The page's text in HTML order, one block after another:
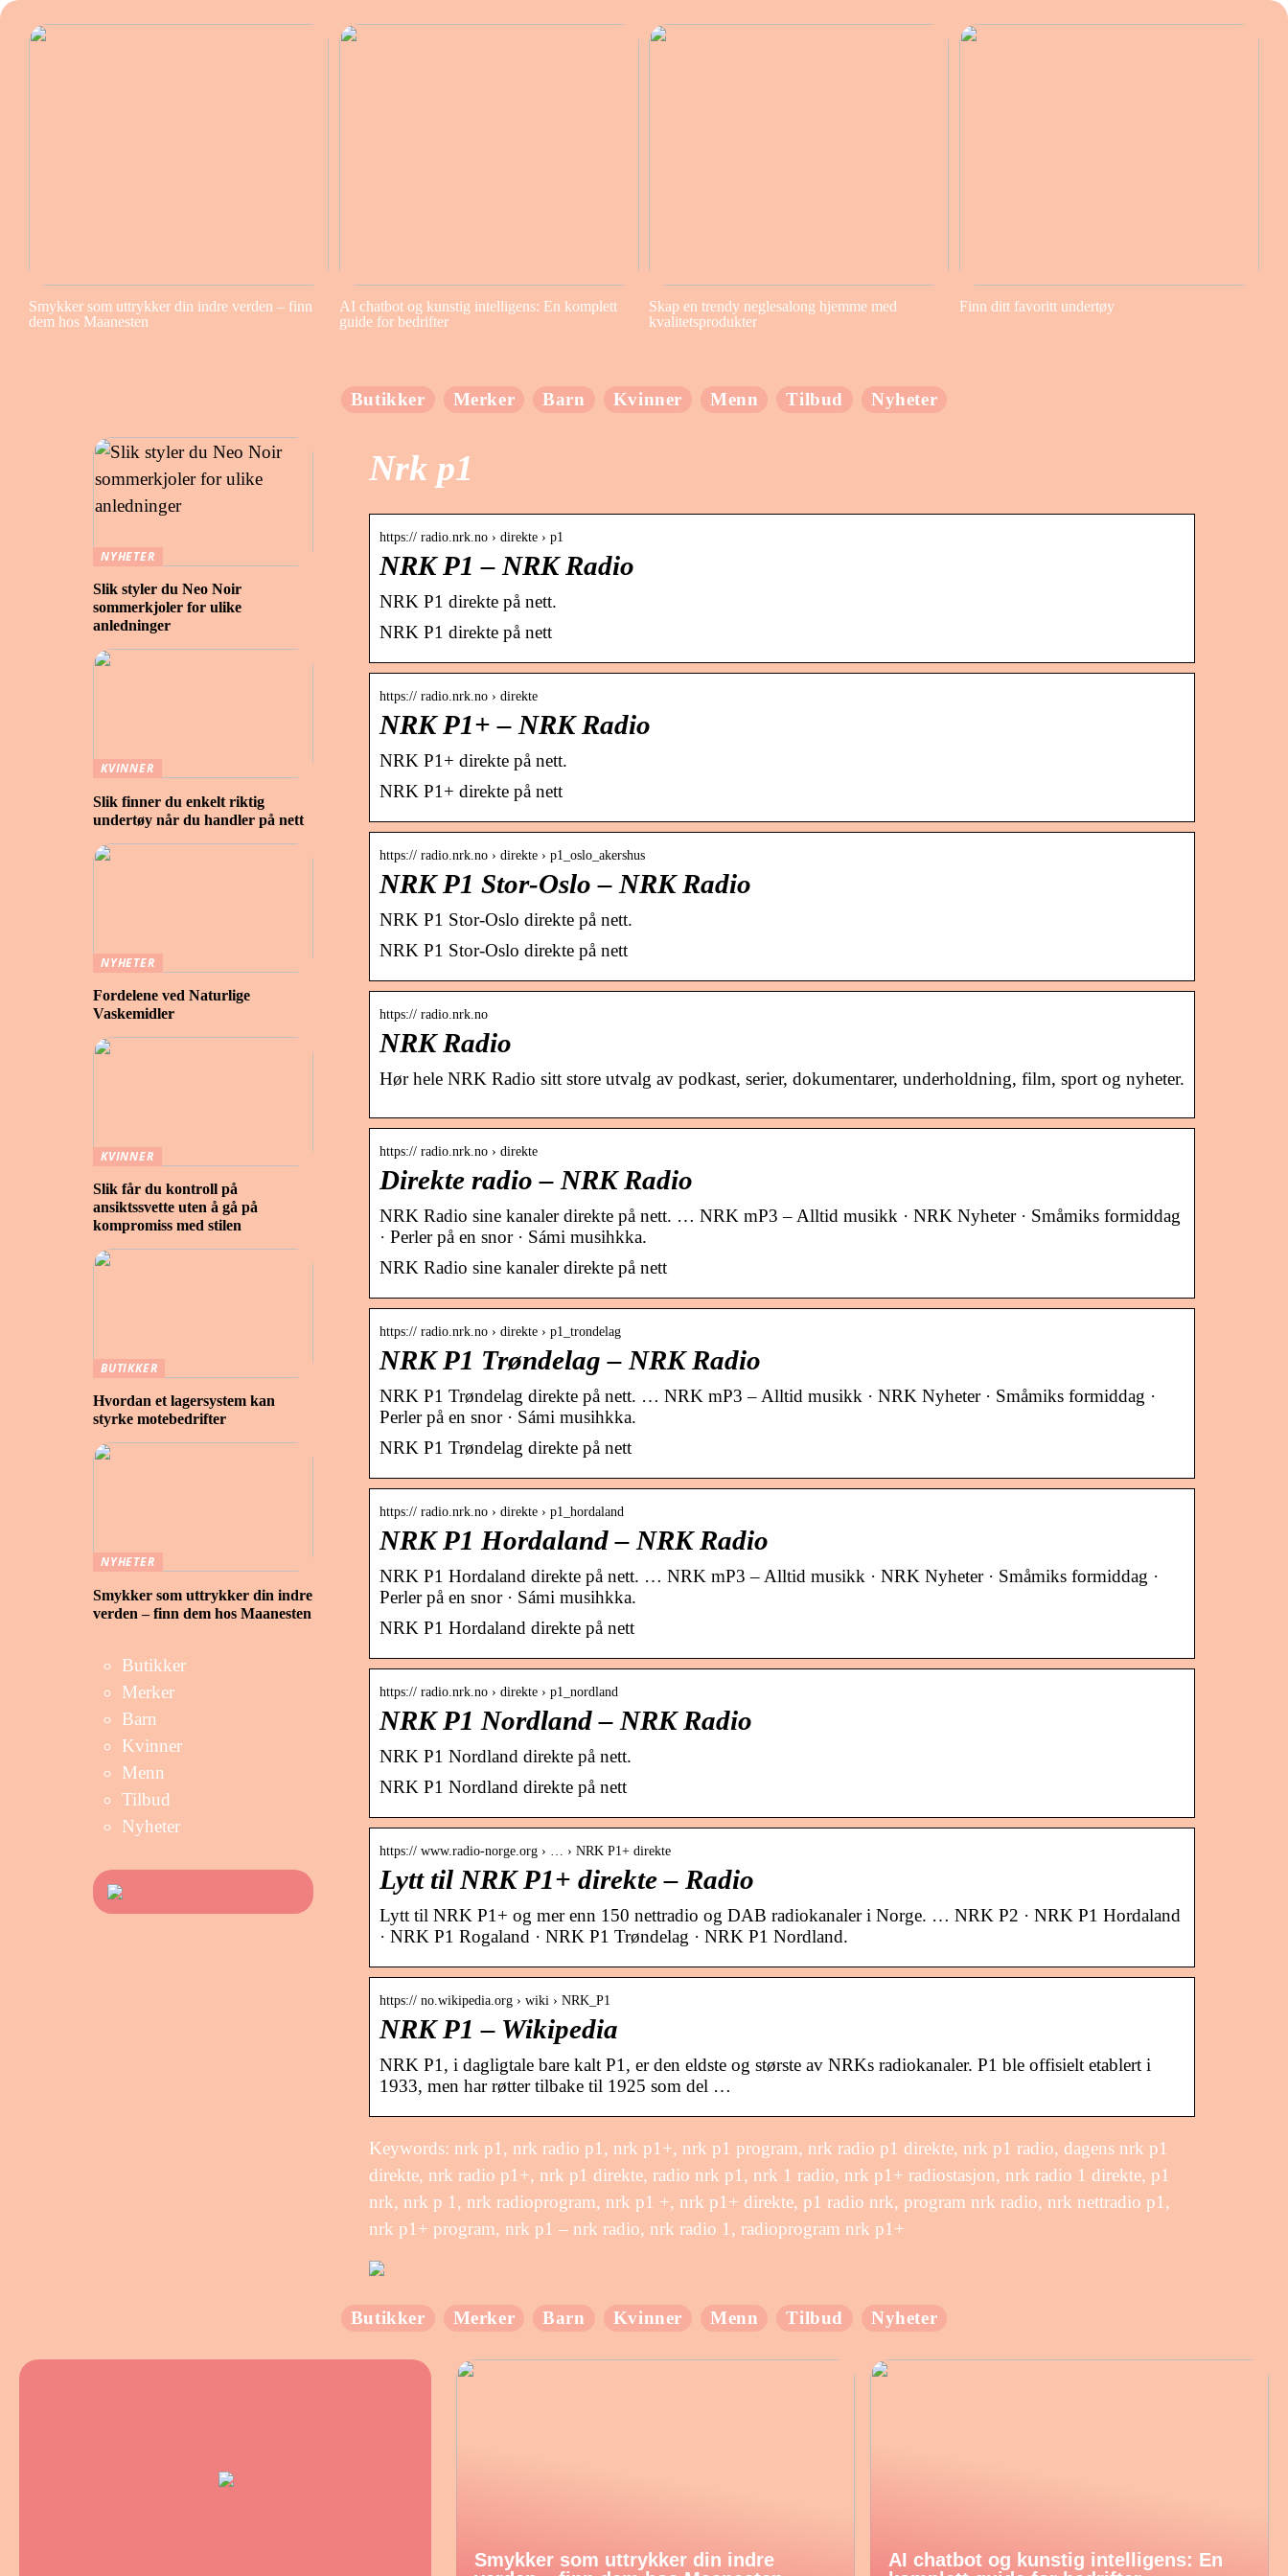
Smykker som uttrykker din indre verden – finn
dem hos Maanesten
AI chatbot og kunstig intelligens: En komplett
guide for bedrifter
Skap en trendy neglesalong hjemme med
kvalitetsprodukter
Finn ditt favoritt undertøy
Butikker Merker Barn Kvinner Menn Tilbud Nyheter
Nrk p1
https:// radio.nrk.no › direkte › p1
NRK P1 – NRK Radio
NRK P1 direkte på nett.
NRK P1 direkte på nett
https:// radio.nrk.no › direkte
NRK P1+ – NRK Radio
NRK P1+ direkte på nett.
NRK P1+ direkte på nett
https:// radio.nrk.no › direkte › p1_oslo_akershus
NRK P1 Stor-Oslo – NRK Radio
NRK P1 Stor-Oslo direkte på nett.
NRK P1 Stor-Oslo direkte på nett
https:// radio.nrk.no
NRK Radio
Hør hele NRK Radio sitt store utvalg av podkast, serier, dokumentarer, underholdning, film, sport og nyheter.
https:// radio.nrk.no › direkte
Direkte radio – NRK Radio
NRK Radio sine kanaler direkte på nett. … NRK mP3 – Alltid musikk · NRK Nyheter · Småmiks formiddag
· Perler på en snor · Sámi musihkka.
NRK Radio sine kanaler direkte på nett
https:// radio.nrk.no › direkte › p1_trondelag
NRK P1 Trøndelag – NRK Radio
NRK P1 Trøndelag direkte på nett. … NRK mP3 – Alltid musikk · NRK Nyheter · Småmiks formiddag ·
Perler på en snor · Sámi musihkka.
NRK P1 Trøndelag direkte på nett
https:// radio.nrk.no › direkte › p1_hordaland
NRK P1 Hordaland – NRK Radio
NRK P1 Hordaland direkte på nett. … NRK mP3 – Alltid musikk · NRK Nyheter · Småmiks formiddag ·
Perler på en snor · Sámi musihkka.
NRK P1 Hordaland direkte på nett
https:// radio.nrk.no › direkte › p1_nordland
NRK P1 Nordland – NRK Radio
NRK P1 Nordland direkte på nett.
NRK P1 Nordland direkte på nett
https:// www.radio-norge.org › … › NRK P1+ direkte
Lytt til NRK P1+ direkte – Radio
Lytt til NRK P1+ og mer enn 150 nettradio og DAB radiokanaler i Norge. … NRK P2 · NRK P1 Hordaland
· NRK P1 Rogaland · NRK P1 Trøndelag · NRK P1 Nordland.
https:// no.wikipedia.org › wiki › NRK_P1
NRK P1 – Wikipedia
NRK P1, i dagligtale bare kalt P1, er den eldste og største av NRKs radiokanaler. P1 ble offisielt etablert i
1933, men har røtter tilbake til 1925 som del …
Keywords: nrk p1, nrk radio p1, nrk p1+, nrk p1 program, nrk radio p1 direkte, nrk p1 radio, dagens nrk p1
direkte, nrk radio p1+, nrk p1 direkte, radio nrk p1, nrk 1 radio, nrk p1+ radiostasjon, nrk radio 1 direkte, p1
nrk, nrk p 1, nrk radioprogram, nrk p1 +, nrk p1+ direkte, p1 radio nrk, program nrk radio, nrk nettradio p1,
nrk p1+ program, nrk p1 – nrk radio, nrk radio 1, radioprogram nrk p1+
NYHETER
Slik styler du Neo Noir
sommerkjoler for ulike
anledninger
KVINNER
Slik finner du enkelt riktig
undertøy når du handler på nett
NYHETER
Fordelene ved Naturlige
Vaskemidler
KVINNER
Slik får du kontroll på
ansiktssvette uten å gå på
kompromiss med stilen
BUTIKKER
Hvordan et lagersystem kan
styrke motebedrifter
NYHETER
Smykker som uttrykker din indre
verden – finn dem hos Maanesten
Butikker
Merker
Barn
Kvinner
Menn
Tilbud
Nyheter
Butikker Merker Barn Kvinner Menn Tilbud Nyheter
Smykker som uttrykker din indre
AI chatbot og kunstig intelligens: En